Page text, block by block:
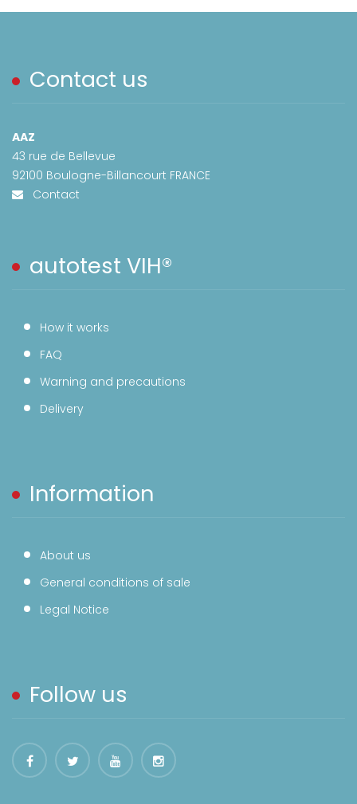
Contact us
AAZ
43 rue de Bellevue
92100 Boulogne-Billancourt FRANCE
Contact
autotest VIH®
How it works
FAQ
Warning and precautions
Delivery
Information
About us
General conditions of sale
Legal Notice
Follow us